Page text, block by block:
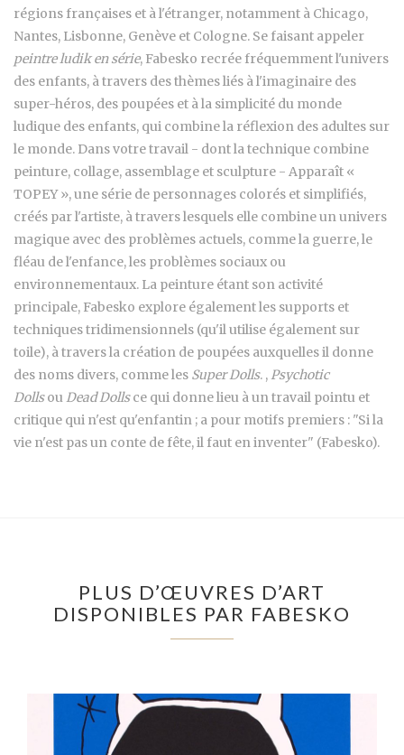
régions françaises et à l'étranger, notamment à Chicago,
Nantes, Lisbonne, Genève et Cologne. Se faisant appeler
peintre ludik en série, Fabesko recrée fréquemment l'univers
des enfants, à travers des thèmes liés à l'imaginaire des
super-héros, des poupées et à la simplicité du monde
ludique des enfants, qui combine la réflexion des adultes sur
le monde. Dans votre travail - dont la technique combine
peinture, collage, assemblage et sculpture - Apparaît «
TOPEY », une série de personnages colorés et simplifiés,
créés par l'artiste, à travers lesquels elle combine un univers
magique avec des problèmes actuels, comme la guerre, le
fléau de l'enfance, les problèmes sociaux ou
environnementaux. La peinture étant son activité
principale, Fabesko explore également les supports et
techniques tridimensionnels (qu'il utilise également sur
toile), à travers la création de poupées auxquelles il donne
des noms divers, comme les Super Dolls. , Psychotic
Dollsou Dead Dollsce qui donne lieu à un travail pointu et
critique qui n'est qu'enfantin ; a pour motifs premiers : "Si la
vie n'est pas un conte de fête, il faut en inventer" (Fabesko).
PLUS D’ŒUVRES D’ART
DISPONIBLES PAR FABESKO